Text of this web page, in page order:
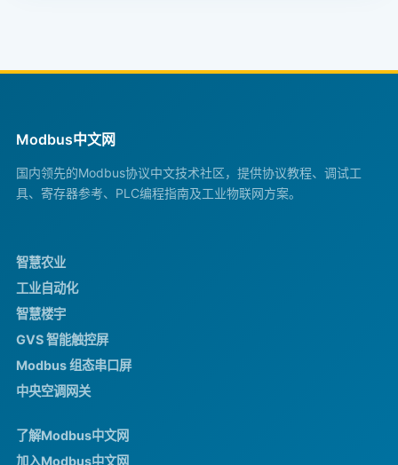
Modbus中文网
国内领先的Modbus协议中文技术社区，提供协议教程、调试工
具、寄存器参考、PLC编程指南及工业物联网方案。
智慧农业
工业自动化
智慧楼宇
GVS 智能触控屏
Modbus 组态串口屏
中央空调网关
了解Modbus中文网
加入Modbus中文网